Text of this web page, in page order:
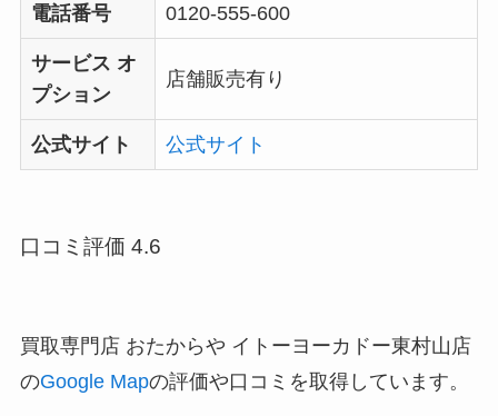
電話番号 0120-555-600
サービス オ
プション
店舗販売有り
公式サイト 公式サイト
口コミ評価 4.6
買取専門店 おたからや イトーヨーカドー東村山店
のGoogle Mapの評価や口コミを取得しています。